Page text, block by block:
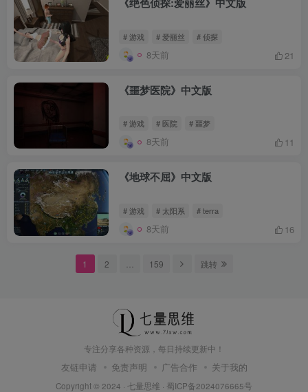
# 游戏 # 爱丽丝 # 侦探
8天前 21
《噩梦医院》中文版
# 游戏 # 医院 # 噩梦
8天前 11
《地球不屈》中文版
# 游戏 # 太阳系 # terra
8天前 16
1 2 159 跳转
专注分享各种资源，每日持续更新中！
友链申请 免责声明 广告合作 关于我的
Copyright © 2024 · 七量思维 · 蜀ICP备2024076665号